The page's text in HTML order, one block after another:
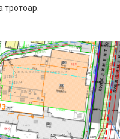
тротоар.